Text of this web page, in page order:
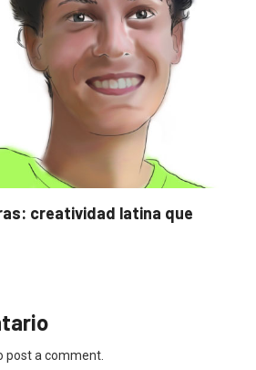
fronteras: creatividad latina que
post a comment.